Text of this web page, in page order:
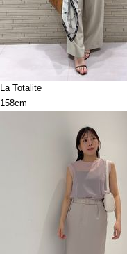
La Totalite
158cm